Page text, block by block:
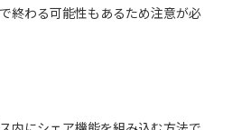
終わる可能性もあるため注意が必